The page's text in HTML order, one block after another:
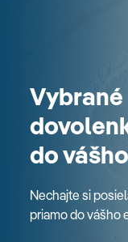
Vybrané
do
Nechajte si
priamo do vášho